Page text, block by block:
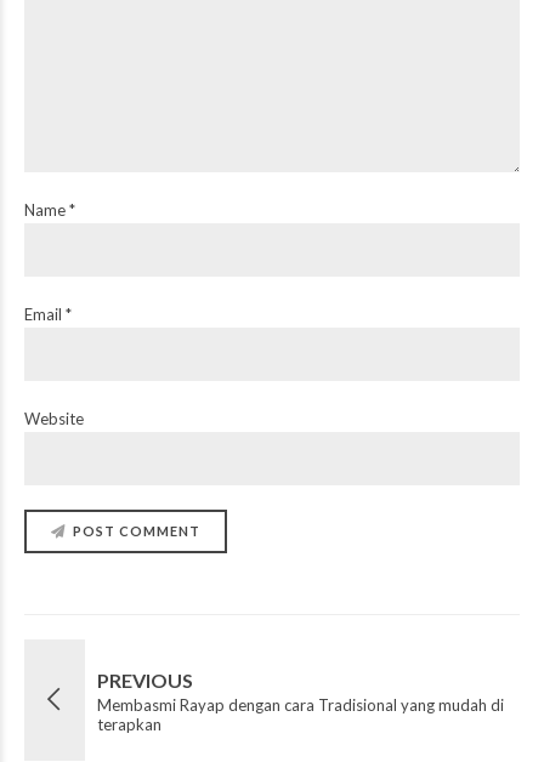
Name *
Email *
Website
POST COMMENT
PREVIOUS
Membasmi Rayap dengan cara Tradisional yang mudah di
terapkan